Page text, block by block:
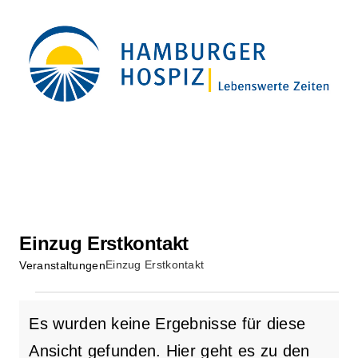
Inhalt
springen
Einzug Erstkontakt
VeranstaltungenEinzug Erstkontakt
Veranstaltungen
Es wurden keine Ergebnisse für diese
Ansicht gefunden. Hier geht es zu den